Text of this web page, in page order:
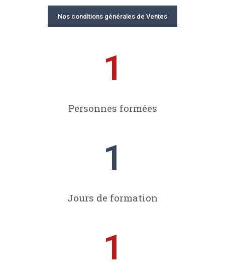
Nos conditions générales de Ventes
1
Personnes formées
1
Jours de formation
1